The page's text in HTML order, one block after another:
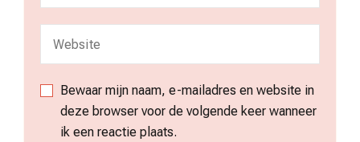
Bewaar mijn naam, e-mailadres en website in
deze browser voor de volgende keer wanneer
ik een reactie plaats.